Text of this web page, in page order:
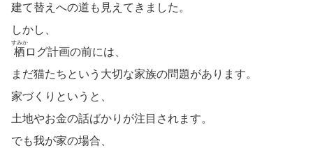
建て替えへの道も見えてきました。
しかし、
栖
すみか
ログ計画の前には、
まだ猫たちという大切な家族の問題があります。
家づくりというと、
土地やお金の話ばかりが注目されます。
でも我が家の場合、